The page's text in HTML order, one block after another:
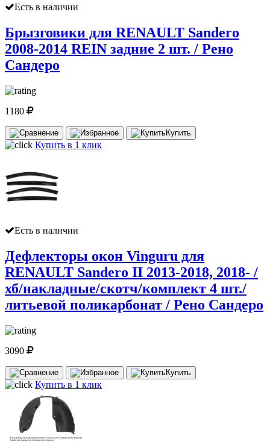
Есть в наличии
Брызговики для RENAULT Sandero
2008-2014 REIN задние 2 шт. / Рено
Сандеро
1180
Купить
Купить в 1 клик
Есть в наличии
Дефлекторы окон Vinguru для
RENAULT Sandero II 2013-2018, 2018- /
хб/накладные/скотч/комплект 4 шт./
литьевой поликарбонат / Рено Сандеро
3090
Купить
Купить в 1 клик